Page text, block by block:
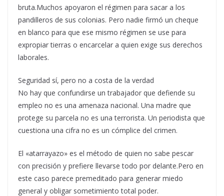
bruta.Muchos apoyaron el régimen para sacar a los
pandilleros de sus colonias. Pero nadie firmó un cheque
en blanco para que ese mismo régimen se use para
expropiar tierras o encarcelar a quien exige sus derechos
laborales.
Seguridad sí, pero no a costa de la verdad
No hay que confundirse un trabajador que defiende su
empleo no es una amenaza nacional. Una madre que
protege su parcela no es una terrorista. Un periodista que
cuestiona una cifra no es un cómplice del crimen.
El «atarrayazo» es el método de quien no sabe pescar
con precisión y prefiere llevarse todo por delante.Pero en
este caso parece premeditado para generar miedo
general y obligar sometimiento total poder.